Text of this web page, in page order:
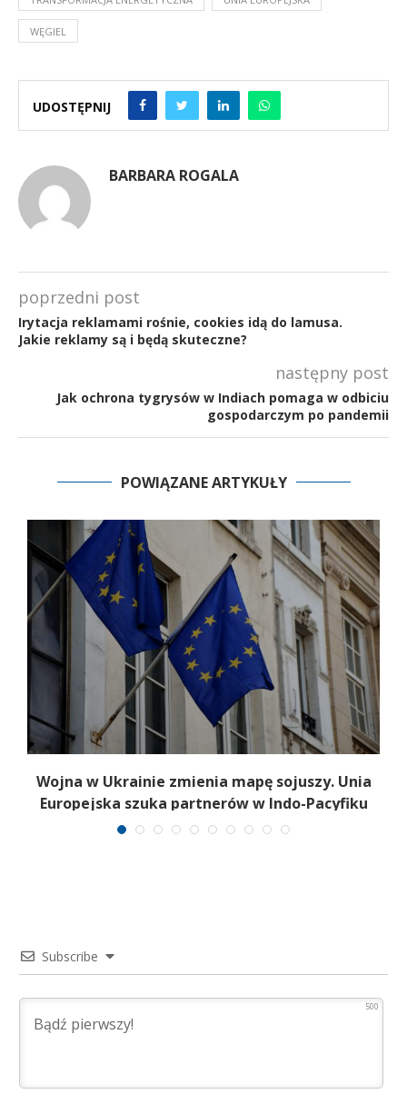
WĘGIEL
UDOSTĘPNIJ
BARBARA ROGALA
poprzedni post
Irytacja reklamami rośnie, cookies idą do lamusa.
Jakie reklamy są i będą skuteczne?
następny post
Jak ochrona tygrysów w Indiach pomaga w odbiciu
gospodarczym po pandemii
POWIĄZANE ARTYKUŁY
Wojna w Ukrainie zmienia mapę sojuszy. Unia
Europejska szuka partnerów w Indo-Pacyfiku
Subscribe
500